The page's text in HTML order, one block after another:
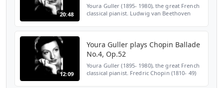
20:48
Youra Guller (1895- 1980), the great French
classical pianist. Ludwig van Beethoven
12:09
Youra Guller plays Chopin Ballade
No.4, Op.52
Youra Guller (1895- 1980), the great French
classical pianist. Fredric Chopin (1810- 49)